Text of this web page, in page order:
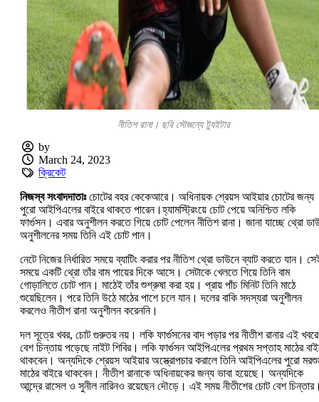
নীতিশ রানা। ছবি সৌজন্যে ট্যুইটার
by
March 24, 2023
ক্রিকেট
নিজস্ব সংবাদদাতাঃচোটের বহর কেকেআরে। অধিনায়ক শ্রেয়স আইয়ার চোটের জন্য
পুরো আইপিএলের বাইরে থাকতে পারেন।হ্যামস্ট্রিংয়ে চোট পেয়ে অনিশ্চিত লকি
ফার্গুসন। এবার অনুশীলন করতে গিয়ে চোট পেলেন নীতিশ রানা। জানা যাচ্ছে থ্রো
অনুশীলনের সময় তিনি এই চোট পান।
নেটে নিজের নির্ধারিত সময়ে ব্যাটিং করার পর নীতিশ থ্রো ডাউনে ব্যাট করতে যান।
সময়ে একটি থ্রো তাঁর বাম পায়ের দিকে আসে। সেটাকে খেলতে গিয়ে তিনি বাম
গোড়ালিতে চোট পান। মাঠেই তাঁর শুশ্রুষা করা হয়। প্রায় পাঁচ মিনিট তিনি মাঠে
শুয়েছিলেন। পরে তিনি উঠে মাঠের পাশে চলে যান। দলের বাকি সদস্যরা অনুশীলন
করলেও নীতীশ রানা অনুশীলন করেননি।
দল সূত্রে খবর, চোট গুরুতর নয়। লকি ফার্গুসনের বাদ পড়ার পর নীতীশ রানার এই খবরে
বেশ চিন্তায় পড়েছে নাইট শিবির। লকি ফার্গুসন আইপিএলের প্রথম সপ্তাহ মাঠের
থাকবেন। অন্যদিকে শ্রেয়স আইয়ার অস্ত্রোপচার করালে তিনি আইপিএলের পুরো
মাঠের বাইরে থাকবেন। নীতীশ রানাকে অধিনায়কের জন্য ভাবা হয়েছে। অন্যদিকে
আন্দ্রে রাসেল ও সুনীল নারিনও রয়েছেন দৌড়ে। এই সময় নীতীশের চোট বেশ